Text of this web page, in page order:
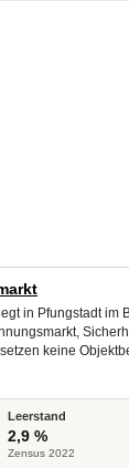
in Pfungstadt
keine
Leerstand
2,9 %
Zensus 2022